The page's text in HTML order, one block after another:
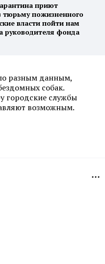
приют
тюрьму пожизненного
власти пойти нам
руководителя фонда
разным данным,
собак.
городские службы
возможным.